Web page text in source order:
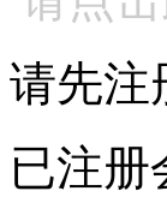
请先注
已注册